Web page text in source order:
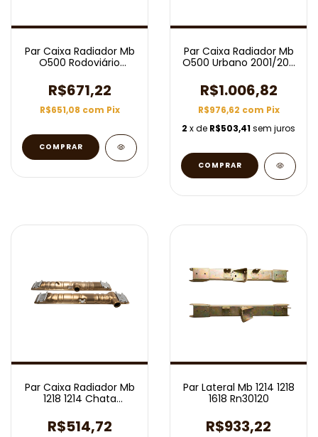
Par Caixa Radiador Mb
O500 Rodoviário
R$671,22
R$651,08 com Pix
Par Caixa Radiador Mb
O500 Urbano 2001/2011
R$1.006,82
R$976,62 com Pix
2 x de R$503,41sem juros
Par Caixa Radiador Mb
1218 1214 Chata
R$514,72
Par Lateral Mb 1214 1218
1618 Rn30120
R$933,22